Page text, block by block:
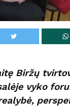
Biržų
vyko